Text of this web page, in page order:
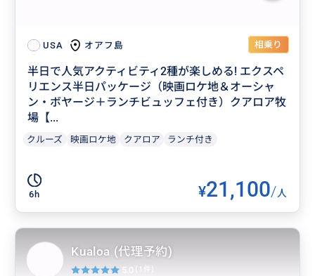
USA オアフ島 相乗り
半日で人気アクティビティ2種が楽しめる! エクスペ
リエンス半日パッケージ（映画ロケ地＆オーシャ
ン・ボヤージ＋ランチビュッフェ付き）クアロア牧
場【...
クルーズ 映画ロケ地 クアロア ランチ付き
6h ¥21,100/人
Kualoa (代理予約)
5.0 (1件)